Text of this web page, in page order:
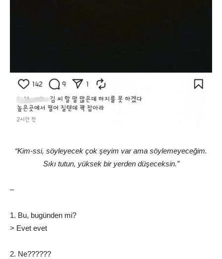
“Kim-ssi, söyleyecek çok şeyim var ama söylemeyeceğim.
Sıkı tutun, yüksek bir yerden düşeceksin.”
–
1. Bu, bugünden mi?
> Evet evet
2. Ne??????